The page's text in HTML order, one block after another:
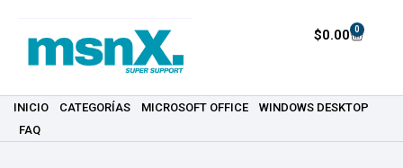
$0.00 0
INICIO CATEGORÍAS MICROSOFT OFFICE
WINDOWS DESKTOP
FAQ